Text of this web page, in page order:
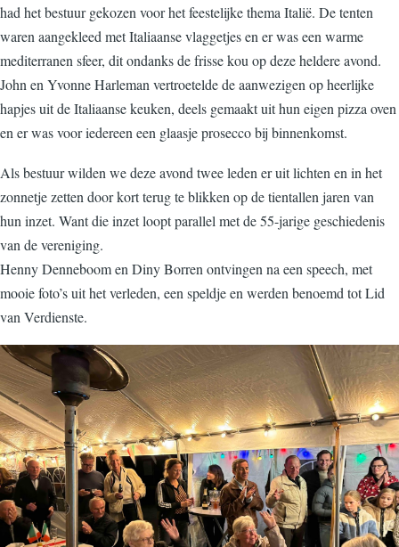
had het bestuur gekozen voor het feestelijke thema Italië. De tenten
waren aangekleed met Italiaanse vlaggetjes en er was een warme
mediterranen sfeer, dit ondanks de frisse kou op deze heldere avond.
John en Yvonne Harleman vertroetelde de aanwezigen op heerlijke
hapjes uit de Italiaanse keuken, deels gemaakt uit hun eigen pizza oven
en er was voor iedereen een glaasje prosecco bij binnenkomst.
Als bestuur wilden we deze avond twee leden er uit lichten en in het
zonnetje zetten door kort terug te blikken op de tientallen jaren van
hun inzet. Want die inzet loopt parallel met de 55-jarige geschiedenis
van de vereniging.
Henny Denneboom en Diny Borren ontvingen na een speech, met
mooie foto’s uit het verleden, een speldje en werden benoemd tot Lid
van Verdienste.